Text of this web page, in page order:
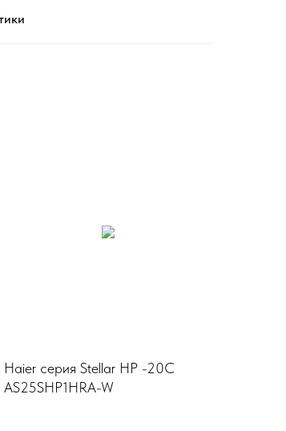
Haier серия Stellar HP -20C
AS25SHP1HRA-W